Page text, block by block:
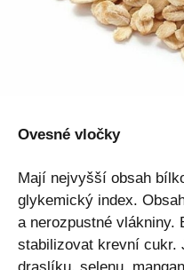
Ovesné vločky
Mají nejvyšší obsah
glykemický index.
a nerozpustné vlákniny.
stabilizovat krevní cukr.